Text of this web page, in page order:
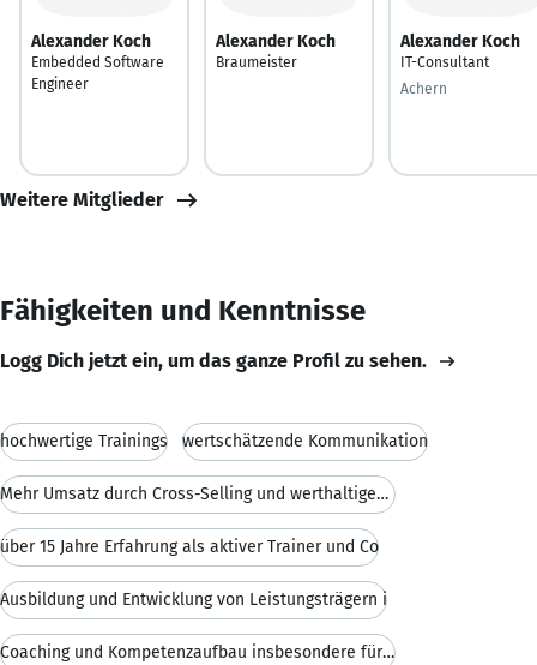
Alexander Koch
Embedded Software
Engineer
Alexander Koch
Braumeister
Alexander Koch
IT-Consultant
Achern
Weitere Mitglieder
Fähigkeiten und Kenntnisse
Logg Dich jetzt ein, um das ganze Profil zu sehen.
hochwertige Trainings wertschätzende Kommunikation
Mehr Umsatz durch Cross-Selling und werthaltiges V
über 15 Jahre Erfahrung als aktiver Trainer und Co
Ausbildung und Entwicklung von Leistungsträgern i
Coaching und Kompetenzaufbau insbesondere für Führ